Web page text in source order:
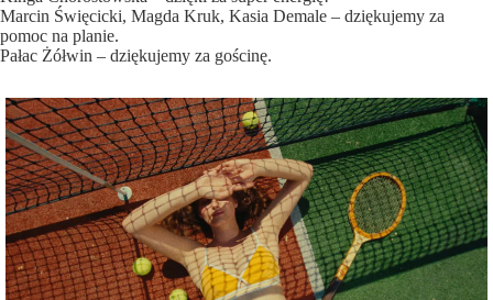
Marcin Święcicki, Magda Kruk, Kasia Demale – dziękujemy za
pomoc na planie.
Pałac Żółwin – dziękujemy za gościnę.